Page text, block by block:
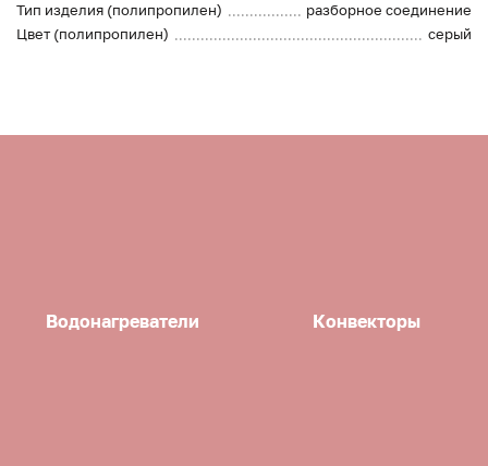
Тип изделия (полипропилен)
разборное соединение
Цвет (полипропилен)
серый
Водонагреватели Конвекторы